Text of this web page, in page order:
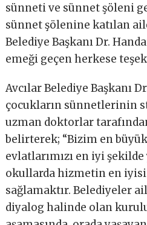
sünneti ve sünnet şöleni
sünnet şölenine katılan
Belediye Başkanı Dr.
emeği geçen herkese
Avcılar Belediye Başkanı
çocukların sünnetlerinin
uzman doktorlar
belirterek; “Bizim en
evlatlarımızı en iyi
okullarda hizmetin en
sağlamaktır. Belediyeler
diyalog halinde olan